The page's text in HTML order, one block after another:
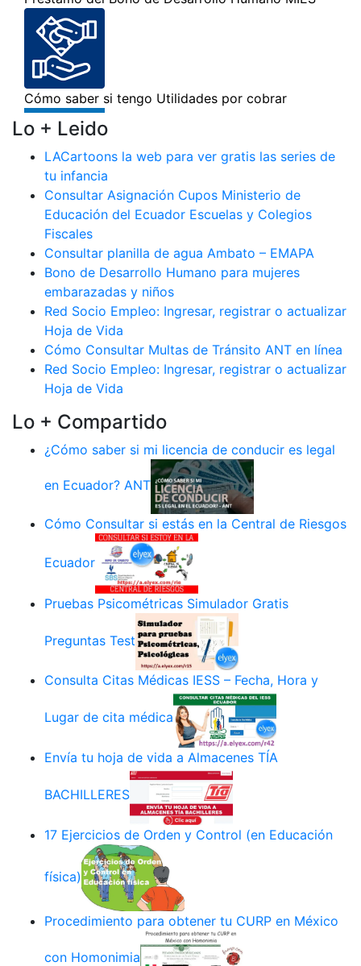
Lo + Leido
LACartoons la web para ver gratis las series de
tu infancia
Consultar Asignación Cupos Ministerio de
Educación del Ecuador Escuelas y Colegios
Fiscales
Consultar planilla de agua Ambato – EMAPA
Bono de Desarrollo Humano para mujeres
embarazadas y niños
Red Socio Empleo: Ingresar, registrar o actualizar
Hoja de Vida
Cómo Consultar Multas de Tránsito ANT en línea
Red Socio Empleo: Ingresar, registrar o actualizar
Hoja de Vida
Lo + Compartido
¿Cómo saber si mi licencia de conducir es legal
en Ecuador? ANT
Cómo Consultar si estás en la Central de Riesgos
Ecuador
Pruebas Psicométricas Simulador Gratis
Preguntas Test
Consulta Citas Médicas IESS – Fecha, Hora y
Lugar de cita médica
Envía tu hoja de vida a Almacenes TÍA
BACHILLERES
17 Ejercicios de Orden y Control (en Educación
física)
Procedimiento para obtener tu CURP en México
con Homonimia